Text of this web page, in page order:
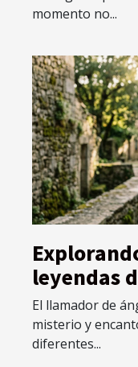
momento no...
leyendas
de ángeles
El llamador de
misterio y
diferentes...